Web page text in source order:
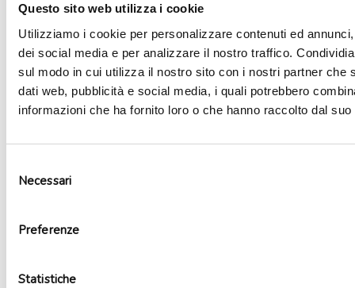
Questo sito web utilizza i cookie
Utilizziamo i cookie per personalizzare contenuti ed
dei social media e per analizzare il nostro traffico.
sul modo in cui utilizza il nostro sito con i nostri partner che
dati web, pubblicità e social media, i quali potrebbero
informazioni che ha fornito loro o che hanno raccolto dal
delNecessari
Preferenze
Statistiche
Bicchieri carta Bing